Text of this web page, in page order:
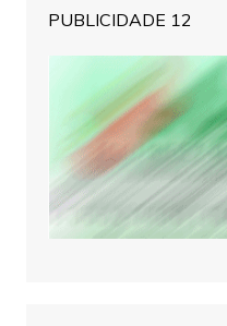
PUBLICIDADE 12